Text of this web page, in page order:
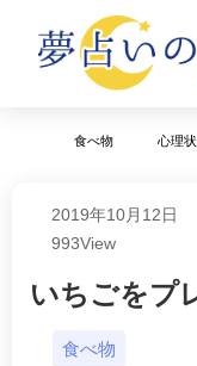
食べ物 心理
2019年10月12日
993View
いちごをプ
食べ物